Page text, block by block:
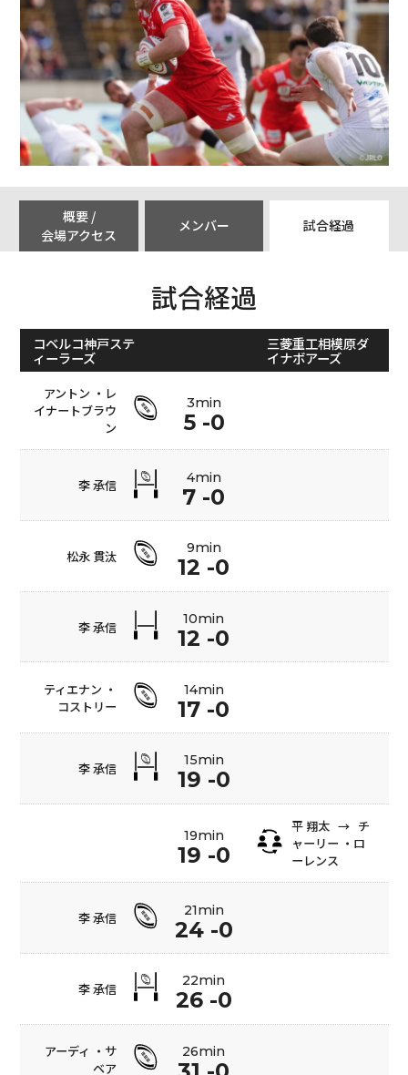
概要 /
会場アクセス
メンバー 試合経過
試合経過
コベルコ神戸ステ
ィーラーズ
三菱重工相模原ダ
イナボアーズ
アントン ・レ
イナートブラウ
ン
3min
5 -0
李 承信 4min
7 -0
松永 貫汰 9min
12 -0
李 承信 10min
12 -0
ティエナン ・
コストリー
14min
17 -0
李 承信 15min
19 -0
19min
19 -0
平 翔太 → チ
ャーリー ・ロ
ーレンス
李 承信 21min
24 -0
李 承信 22min
26 -0
アーディ ・サ
ベア
26min